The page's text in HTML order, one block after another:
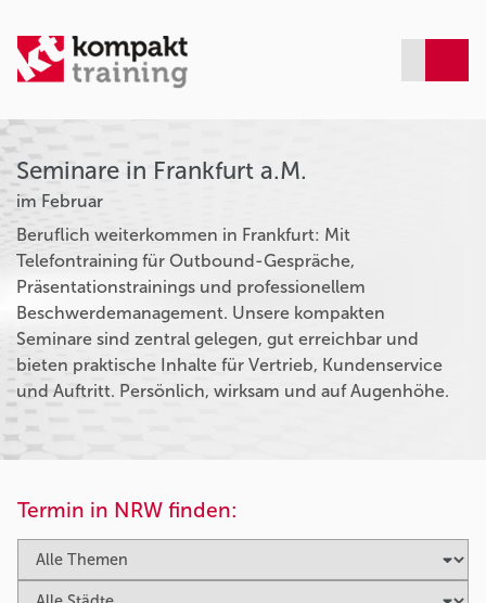
Seminare in Frankfurt a.M.
im Februar
Beruflich weiterkommen in Frankfurt: Mit
Telefontraining für Outbound-Gespräche,
Präsentationstrainings und professionellem
Beschwerdemanagement. Unsere kompakten
Seminare sind zentral gelegen, gut erreichbar und
bieten praktische Inhalte für Vertrieb, Kundenservice
und Auftritt. Persönlich, wirksam und auf Augenhöhe.
Termin in NRW finden: